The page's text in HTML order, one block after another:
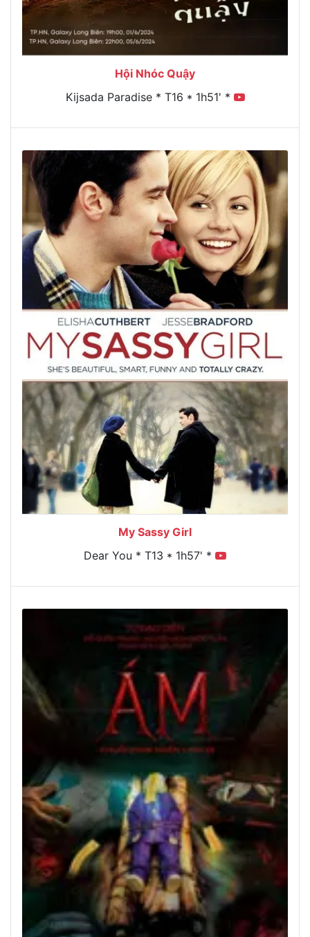
Hội Nhóc Quậy
Kijsada Paradise * T16 * 1h51' *
My Sassy Girl
Dear You * T13 * 1h57' *